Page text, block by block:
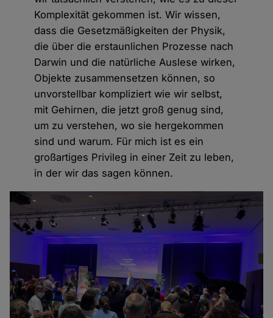
Komplexität gekommen ist. Wir wissen,
dass die Gesetzmäßigkeiten der Physik,
die über die erstaunlichen Prozesse nach
Darwin und die natürliche Auslese wirken,
Objekte zusammensetzen können, so
unvorstellbar kompliziert wie wir selbst,
mit Gehirnen, die jetzt groß genug sind,
um zu verstehen, wo sie hergekommen
sind und warum. Für mich ist es ein
großartiges Privileg in einer Zeit zu leben,
in der wir das sagen können.